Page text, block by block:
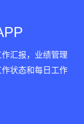
汇报，业绩管理
状态和每日工作